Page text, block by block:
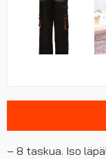
– 8 taskua. Iso